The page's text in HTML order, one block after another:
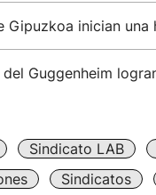
Gipuzkoa inician una
Guggenheim
Sindicato LAB
Sindicatos